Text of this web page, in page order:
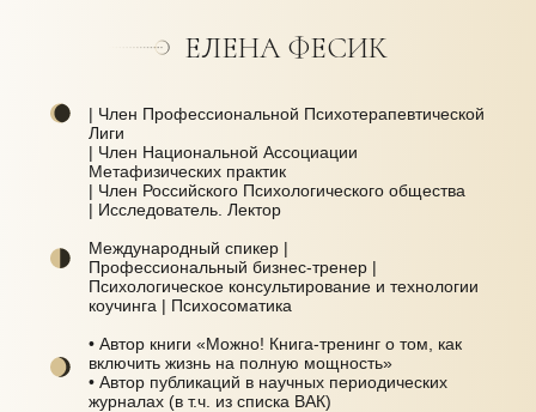
ЕЛЕНА ФЕСИК
| Член Профессиональной Психотерапевтической
Лиги
| Член Национальной Ассоциации
Метафизических практик
| Член Российского Психологического общества
| Исследователь. Лектор
Международный спикер |
Профессиональный бизнес-тренер |
Психологическое консультирование и технологии
коучинга | Психосоматика
• Автор книги «Можно! Книга-тренинг о том, как
включить жизнь на полную мощность»
• Автор публикаций в научных периодических
журналах (в т.ч. из списка ВАК)